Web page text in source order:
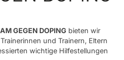
GEGEN DOPING bieten wir
und Trainern, Eltern
wichtige Hilfestellungen